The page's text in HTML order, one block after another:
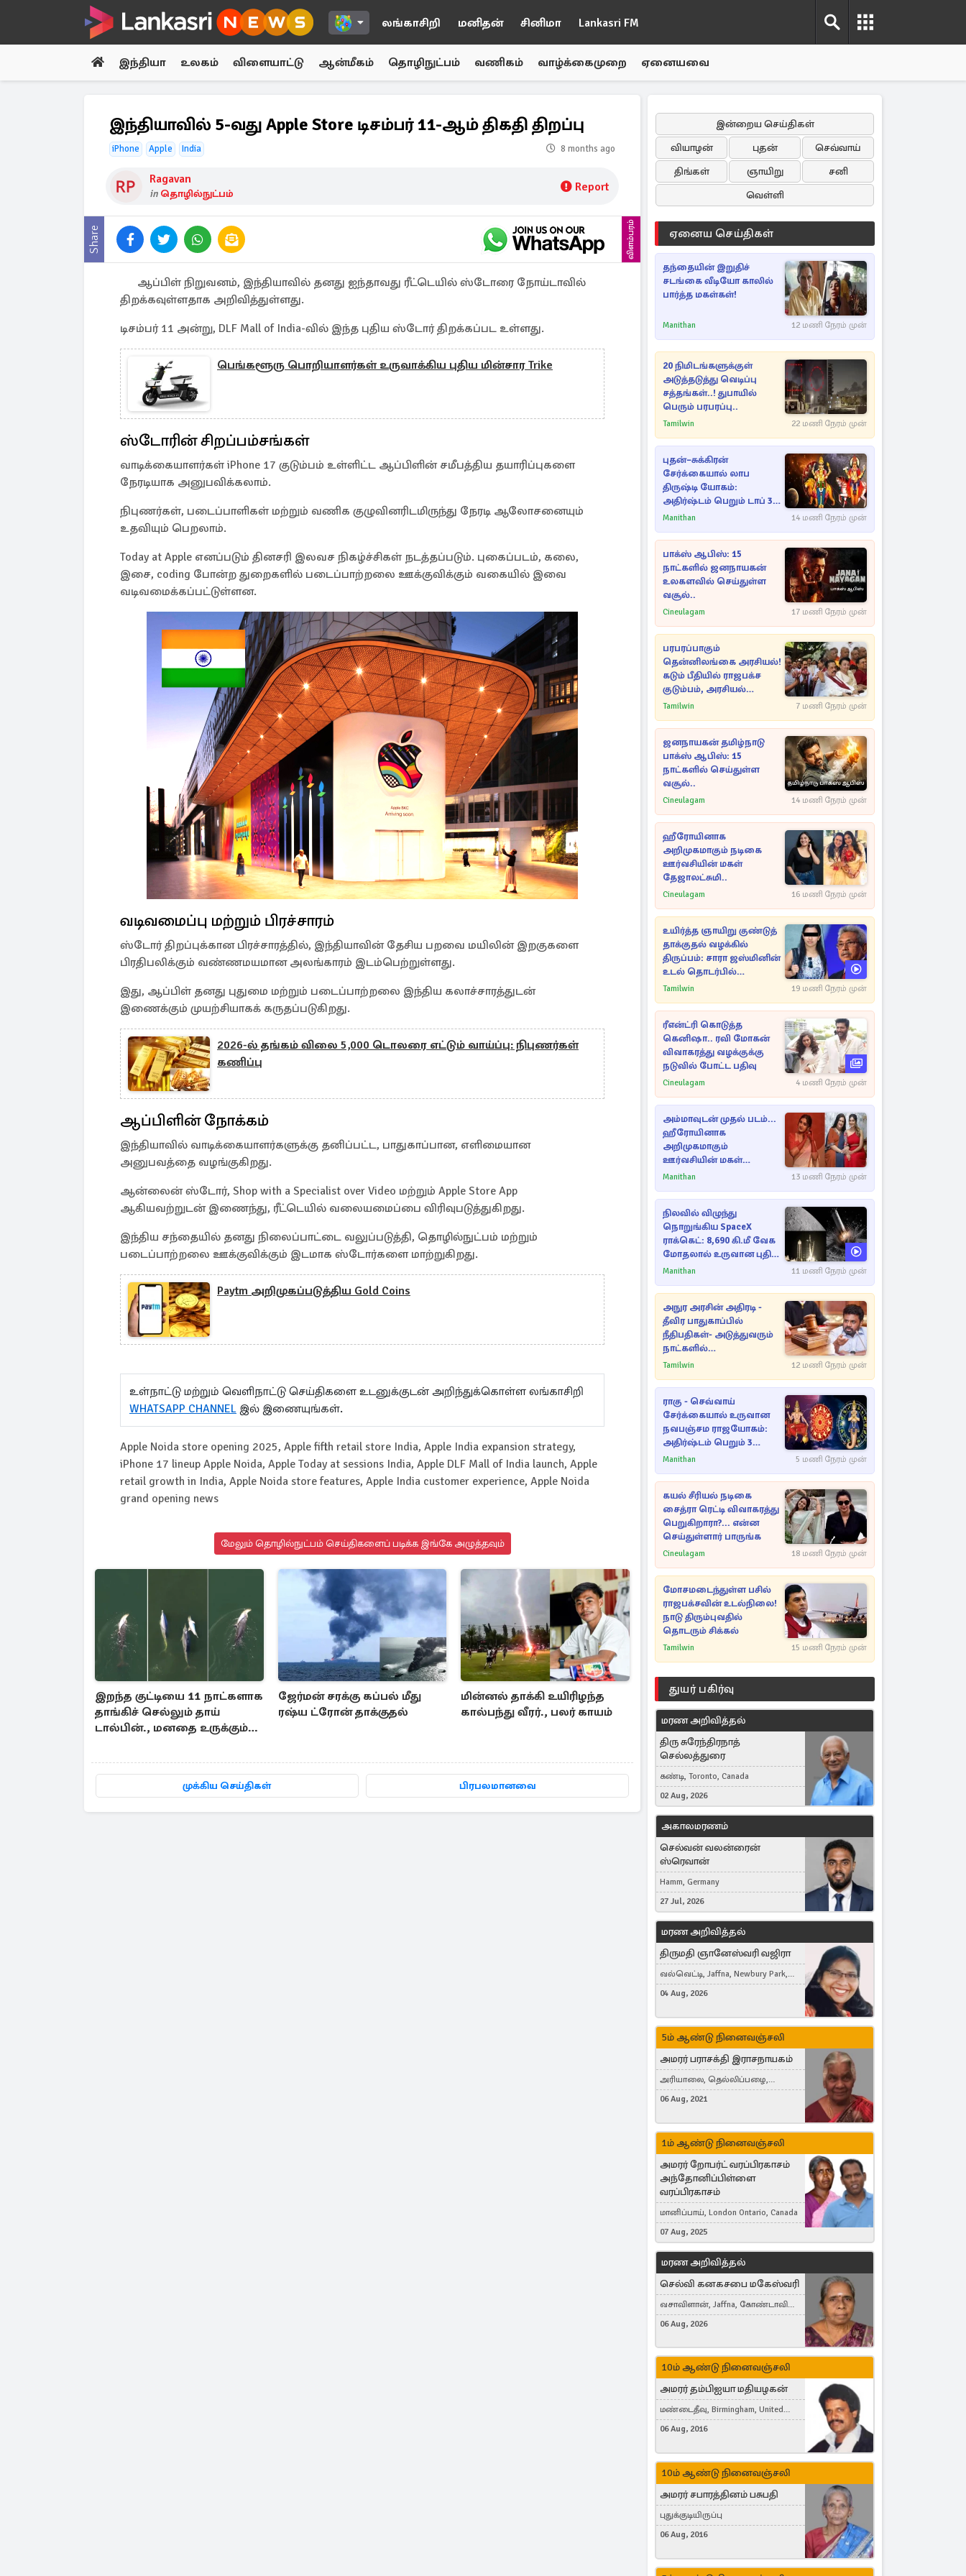
லங்காசிறி மனிதன் சினிமா Lankasri FM
இந்தியா உலகம் விளையாட்டு ஆன்மீகம் தொழிநுட்பம் வணிகம் வாழ்க்கைமுறை ஏனையவை
இந்தியாவில் 5-வது Apple Store டிசம்பர் 11-ஆம் திகதி திறப்பு
iPhone Apple India 8 months ago
Ragavan
in தொழில்நுட்பம் Report
Share விளம்பரம்
ஆப்பிள் நிறுவனம், இந்தியாவில் தனது ஐந்தாவது ரீட்டெயில் ஸ்டோரை நோய்டாவில்
திறக்கவுள்ளதாக அறிவித்துள்ளது.
டிசம்பர் 11 அன்று, DLF Mall of India-வில் இந்த புதிய ஸ்டோர் திறக்கப்பட உள்ளது.
பெங்களூரு பொறியாளர்கள் உருவாக்கிய புதிய மின்சார Trike
ஸ்டோரின் சிறப்பம்சங்கள்
வாடிக்கையாளர்கள் iPhone 17 குடும்பம் உள்ளிட்ட ஆப்பிளின் சமீபத்திய தயாரிப்புகளை
நேரடியாக அனுபவிக்கலாம்.
நிபுணர்கள், படைப்பாளிகள் மற்றும் வணிக குழுவினரிடமிருந்து நேரடி ஆலோசனையும்
உதவியும் பெறலாம்.
Today at Apple எனப்படும் தினசரி இலவச நிகழ்ச்சிகள் நடத்தப்படும். புகைப்படம், கலை,
இசை, coding போன்ற துறைகளில் படைப்பாற்றலை ஊக்குவிக்கும் வகையில் இவை
வடிவமைக்கப்பட்டுள்ளன.
வடிவமைப்பு மற்றும் பிரச்சாரம்
ஸ்டோர் திறப்புக்கான பிரச்சாரத்தில், இந்தியாவின் தேசிய பறவை மயிலின் இறகுகளை
பிரதிபலிக்கும் வண்ணமயமான அலங்காரம் இடம்பெற்றுள்ளது.
இது, ஆப்பிள் தனது புதுமை மற்றும் படைப்பாற்றலை இந்திய கலாச்சாரத்துடன்
இணைக்கும் முயற்சியாகக் கருதப்படுகிறது.
2026-ல் தங்கம் விலை 5,000 டொலரை எட்டும் வாய்ப்பு: நிபுணர்கள்
கணிப்பு
ஆப்பிளின் நோக்கம்
இந்தியாவில் வாடிக்கையாளர்களுக்கு தனிப்பட்ட, பாதுகாப்பான, எளிமையான
அனுபவத்தை வழங்குகிறது.
ஆன்லைன் ஸ்டோர், Shop with a Specialist over Video மற்றும் Apple Store App
ஆகியவற்றுடன் இணைந்து, ரீட்டெயில் வலையமைப்பை விரிவுபடுத்துகிறது.
இந்திய சந்தையில் தனது நிலைப்பாட்டை வலுப்படுத்தி, தொழில்நுட்பம் மற்றும்
படைப்பாற்றலை ஊக்குவிக்கும் இடமாக ஸ்டோர்களை மாற்றுகிறது.
Paytm அறிமுகப்படுத்திய Gold Coins
உள்நாட்டு மற்றும் வெளிநாட்டு செய்திகளை உடனுக்குடன் அறிந்துக்கொள்ள லங்காசிறி
WHATSAPP CHANNEL இல் இணையுங்கள்.
Apple Noida store opening 2025, Apple fifth retail store India, Apple India expansion strategy,
iPhone 17 lineup Apple Noida, Apple Today at sessions India, Apple DLF Mall of India launch, Apple
retail growth in India, Apple Noida store features, Apple India customer experience, Apple Noida
grand opening news
மேலும் தொழில்நுட்பம் செய்திகளைப் படிக்க இங்கே அழுத்தவும்
இறந்த குட்டியை 11 நாட்களாக
தாங்கிச் செல்லும் தாய்
டால்பின்., மனதை உருக்கும்
ஜேர்மன் சரக்கு கப்பல் மீது
ரஷ்ய ட்ரோன் தாக்குதல்
மின்னல் தாக்கி உயிரிழந்த
கால்பந்து வீரர்., பலர் காயம்
முக்கிய செய்திகள் பிரபலமானவை
இன்றைய செய்திகள்
வியாழன்
புதன்
செவ்வாய்
திங்கள்
ஞாயிறு
சனி
வெள்ளி
ஏனைய செய்திகள்
தந்தையின் இறுதிச்
சடங்கை வீடியோ காலில்
பார்த்த மகள்கள்!
Manithan 12 மணி நேரம் முன்
20 நிமிடங்களுக்குள்
அடுத்தடுத்து வெடிப்பு
சத்தங்கள்..! துபாயில்
பெரும் பரபரப்பு..
Tamilwin 22 மணி நேரம் முன்
புதன்–சுக்கிரன்
சேர்க்கையால் லாப
திருஷ்டி யோகம்:
அதிர்ஷ்டம் பெறும் டாப் 3
ராசிகள்!
Manithan 14 மணி நேரம் முன்
பாக்ஸ் ஆபிஸ்: 15
நாட்களில் ஜனநாயகன்
உலகளவில் செய்துள்ள
வசூல்..
Cineulagam 17 மணி நேரம் முன்
பரபரப்பாகும்
தென்னிலங்கை அரசியல்!
கடும் பீதியில் ராஜபக்ச
குடும்பம், அரசியல்
நட்புகள்
Tamilwin 7 மணி நேரம் முன்
ஜனநாயகன் தமிழ்நாடு
பாக்ஸ் ஆபிஸ்: 15
நாட்களில் செய்துள்ள
வசூல்..
Cineulagam 14 மணி நேரம் முன்
ஹீரோயினாக
அறிமுகமாகும் நடிகை
ஊர்வசியின் மகள்
தேஜாலட்சுமி..
Cineulagam 16 மணி நேரம் முன்
உயிர்த்த ஞாயிறு குண்டுத்
தாக்குதல் வழக்கில்
திருப்பம்: சாரா ஜஸ்மினின்
உடல் தொடர்பில்
நீதிமன்றத்தில் வெளியான
Tamilwin 19 மணி நேரம் முன்
ரீஎன்ட்ரி கொடுத்த
கெனிஷா.. ரவி மோகன்
விவாகரத்து வழக்குக்கு
நடுவில் போட்ட பதிவு
Cineulagam 4 மணி நேரம் முன்
அம்மாவுடன் முதல் படம்...
ஹீரோயினாக
அறிமுகமாகும்
ஊர்வசியின் மகள்
தேஜலட்சுமி!
Manithan 13 மணி நேரம் முன்
நிலவில் விழுந்து
நொறுங்கிய SpaceX
ராக்கெட்: 8,690 கி.மீ வேக
மோதலால் உருவான புதிய
பள்ளம்!
Manithan 11 மணி நேரம் முன்
அநுர அரசின் அதிரடி -
தீவிர பாதுகாப்பில்
நீதிபதிகள்- அடுத்துவரும்
நாட்களில்
அம்பலமாகவுள்ள ரகசியம்
Tamilwin 12 மணி நேரம் முன்
ராகு - செவ்வாய்
சேர்க்கையால் உருவான
நவபஞ்சம ராஜயோகம்:
அதிர்ஷ்டம் பெறும் 3
ராசிகள்!
Manithan 5 மணி நேரம் முன்
கயல் சீரியல் நடிகை
சைத்ரா ரெட்டி விவாகரத்து
பெறுகிறாரா?... என்ன
செய்துள்ளார் பாருங்க
Cineulagam 18 மணி நேரம் முன்
மோசமடைந்துள்ள பசில்
ராஜபக்சவின் உடல்நிலை!
நாடு திரும்புவதில்
தொடரும் சிக்கல்
Tamilwin 15 மணி நேரம் முன்
துயர் பகிர்வு
மரண அறிவித்தல்
திரு சுரேந்திரநாத்
செல்லத்துரை
கண்டி, Toronto, Canada
02 Aug, 2026
அகாலமரணம்
செல்வன் வலன்ரைன்
ஸ்ரெவான்
Hamm, Germany
27 Jul, 2026
மரண அறிவித்தல்
திருமதி ஞானேஸ்வரி வஜிரா
வல்வெட்டி, Jaffna, Newbury Park,
United Kingdom
04 Aug, 2026
5ம் ஆண்டு நினைவஞ்சலி
அமரர் பராசக்தி இராசநாயகம்
அரியாலை, தெல்லிப்பழை,
Montreal, Canada
06 Aug, 2021
1ம் ஆண்டு நினைவஞ்சலி
அமரர் றோபர்ட் வரப்பிரகாசம்
அந்தோனிப்பிள்ளை
வரப்பிரகாசம்
மானிப்பாய், London Ontario, Canada
07 Aug, 2025
மரண அறிவித்தல்
செல்வி கனகசபை மகேஸ்வரி
வசாவிளான், Jaffna, கோண்டாவில்
கிழக்கு
06 Aug, 2026
10ம் ஆண்டு நினைவஞ்சலி
அமரர் தம்பிஐயா மதியழகன்
மண்டைதீவு, Birmingham, United
Kingdom
06 Aug, 2016
10ம் ஆண்டு நினைவஞ்சலி
அமரர் சபாரத்தினம் பசுபதி
புதுக்குடியிருப்பு
06 Aug, 2016